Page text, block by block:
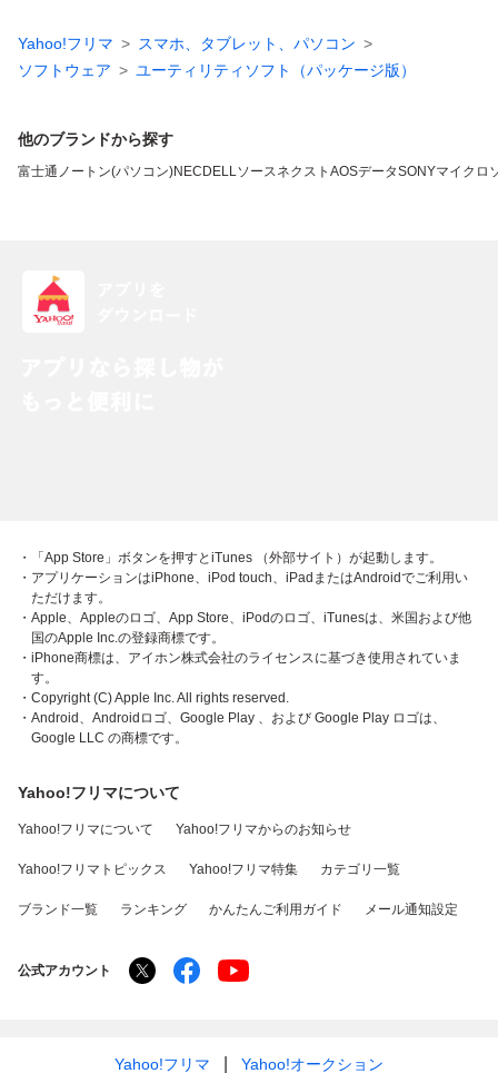
Yahoo!フリマ
スマホ、タブレット、パソコン
ソフトウェア
ユーティリティソフト（パッケージ版）
他のブランドから探す
富士通 ノートン(パソコン)NEC DELLソースネクスト AOSデータSONYマイクロ
・「App Store」ボタンを押すとiTunes （外部サイト）が起動します。
・アプリケーションはiPhone、iPod touch、iPadまたはAndroidでご利用い
ただけます。
・Apple、Appleのロゴ、App Store、iPodのロゴ、iTunesは、米国および他
国のApple Inc.の登録商標です。
・iPhone商標は、アイホン株式会社のライセンスに基づき使用されていま
す。
・Copyright (C) Apple Inc. All rights reserved.
・Android、Androidロゴ、Google Play 、および Google Play ロゴは、
Google LLC の商標です。
Yahoo!フリマについて
Yahoo!フリマについて Yahoo!フリマからのお知らせ
Yahoo!フリマトピックス Yahoo!フリマ特集 カテゴリ一覧
ブランド一覧 ランキング かんたんご利用ガイド メール通知設定
公式アカウント
Yahoo!フリマ Yahoo!オークション